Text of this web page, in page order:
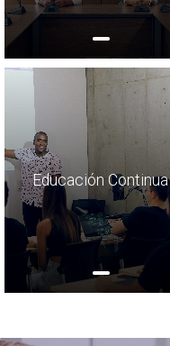
Educación Continua